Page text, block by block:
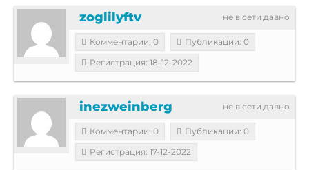
не в сети давно
zoglilyftv
Комментарии: 0
Публикации: 0
Регистрация: 18-12-2022
не в сети давно
inezweinberg
Комментарии: 0
Публикации: 0
Регистрация: 17-12-2022